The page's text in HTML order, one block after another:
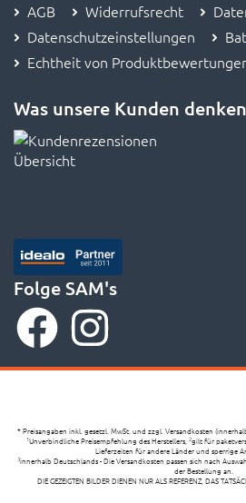
AGB Widerrufsrecht
Datenschutzeinstellungen
Echtheit von
Was unsere Kunden denken
Folge SAM's
* Preisangaben inkl. gesetzl. MwSt. und zzgl. Versandkosten
1Unverbindliche Preisempfehlung des Herstellers, 2gilt für
Lieferzeiten für andere Länder und sperrige
3innerhalb Deutschlands - Die Versandkosten passen sich nach
der Bestellung an.
DIE GEZEIGTEN BILDER DIENEN NUR ALS REFERENZ, DAS